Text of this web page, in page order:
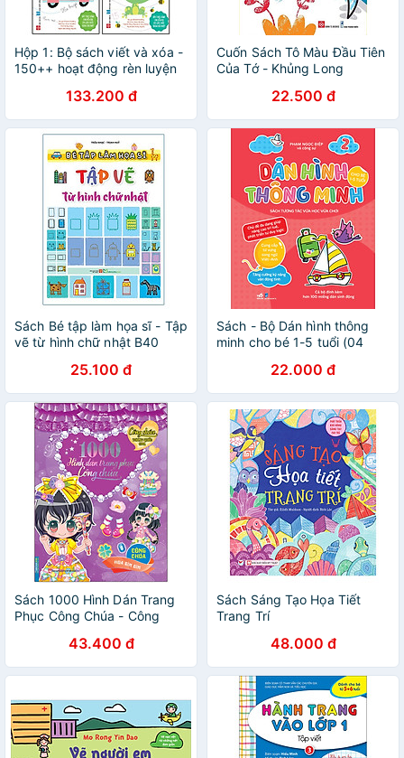
Hộp 1: Bộ sách viết và xóa -
150++ hoạt động rèn luyện
trường (Gồm các cuốn: Phép
cộng, Từ vựng, Bảng cửu
chương, Nhận biết thời gian)
133.200 đ
Cuốn Sách Tô Màu Đầu Tiên
Của Tớ - Khủng Long
22.500 đ
Sách Bé tập làm họa sĩ - Tập
vẽ từ hình chữ nhật B40
25.100 đ
Sách - Bộ Dán hình thông
minh cho bé 1-5 tuổi (04
22.000 đ
Sách 1000 Hình Dán Trang
Phục Công Chúa - Công
43.400 đ
Sách Sáng Tạo Họa Tiết
Trang Trí
48.000 đ